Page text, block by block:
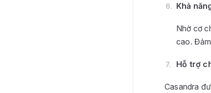
Khả
Nhờ cơ
cao.
Hỗ trợ
Casandra